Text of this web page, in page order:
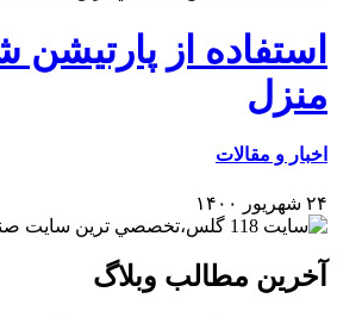
استفاده از
منزل
اخبار و مقالات
۲۴ شهریور ۱۴۰۰
آخرین مطالب وبلاگ